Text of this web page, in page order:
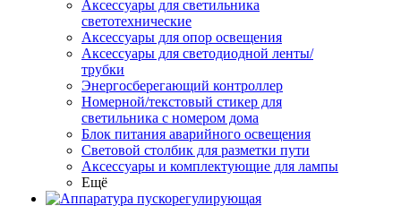
Аксессуары для светильника
светотехнические
Аксессуары для опор освещения
Аксессуары для светодиодной ленты/
трубки
Энергосберегающий контроллер
Номерной/текстовый стикер для
светильника с номером дома
Блок питания аварийного освещения
Световой столбик для разметки пути
Аксессуары и комплектующие для лампы
Ещё